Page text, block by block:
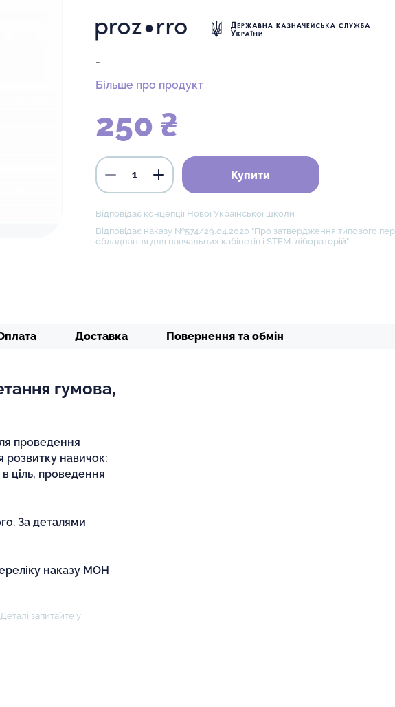
-
Більше про продукт
250 ₴
Купити
Відповідає концепції Нової Української школи
Відповідає наказу №574/29.04.2020 "Про затвердження типового
обладнання для навчальних кабінетів і STEM-лібораторій"
Доставка Повернення та обмін
гумова,
проведення
розвитку навичок:
ціль, проведення
За деталями
наказу МОН
запитайте у